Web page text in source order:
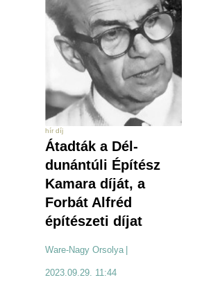
hír díj
Átadták a Dél-
dunántúli Építész
Kamara díját, a
Forbát Alfréd
építészeti díjat
Ware-Nagy Orsolya
2023.09.29. 11:44